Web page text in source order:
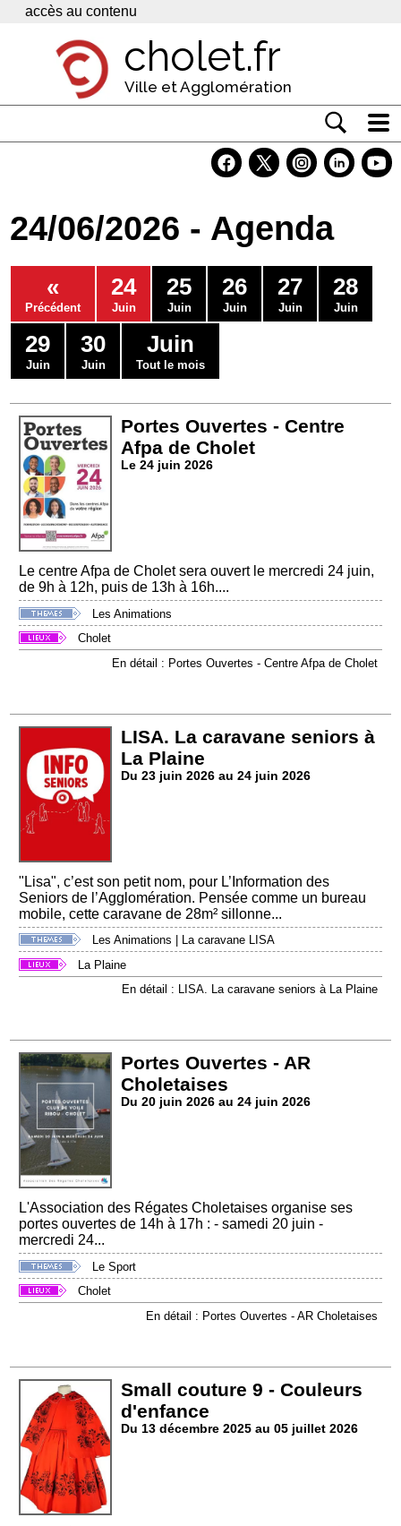
Panneau de gestion des cookies
accès au contenu
cholet.fr
Ville et Agglomération
Economie
Services
Contacts
24/06/2026 - Agenda
«
Précédent
24
Juin
25
Juin
26
Juin
27
Juin
28
Juin
29
Juin
30
Juin
Juin
Tout le mois
Portes Ouvertes - Centre
Afpa de Cholet
Le 24 juin 2026
Le centre Afpa de Cholet sera ouvert le mercredi 24 juin,
de 9h à 12h, puis de 13h à 16h....
Les Animations
Cholet
En détail : Portes Ouvertes - Centre Afpa de Cholet
LISA. La caravane seniors à
La Plaine
Du 23 juin 2026 au 24 juin 2026
"Lisa", c’est son petit nom, pour L’Information des
Seniors de l’Agglomération. Pensée comme un bureau
mobile, cette caravane de 28m² sillonne...
Les Animations
La caravane LISA
La Plaine
En détail : LISA. La caravane seniors à La Plaine
Portes Ouvertes - AR
Choletaises
Du 20 juin 2026 au 24 juin 2026
L'Association des Régates Choletaises organise ses
portes ouvertes de 14h à 17h : - samedi 20 juin -
mercredi 24...
Le Sport
Cholet
En détail : Portes Ouvertes - AR Choletaises
Small couture 9 - Couleurs
d'enfance
Du 13 décembre 2025 au 05 juillet 2026